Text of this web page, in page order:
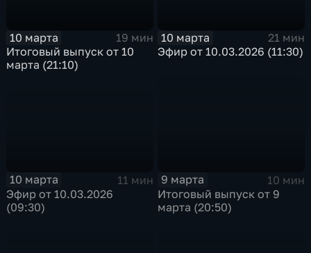
10 марта
19 мин
Итоговый выпуск от 10
марта (21:10)
10 марта
21 мин
Эфир от 10.03.2026 (11:30)
10 марта
11 мин
Эфир от 10.03.2026
(09:30)
9 марта
10 мин
Итоговый выпуск от 9
марта (20:50)